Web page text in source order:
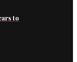
to